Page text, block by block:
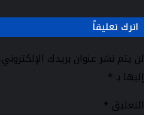
اترك تعليقاً
لن يتم نشر عنوان بريدك الإلكتروني.
إليها بـ*
التعليق *